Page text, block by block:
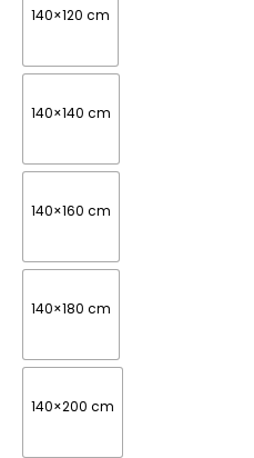
140×120 cm
140×140 cm
140×160 cm
140×180 cm
140×200 cm